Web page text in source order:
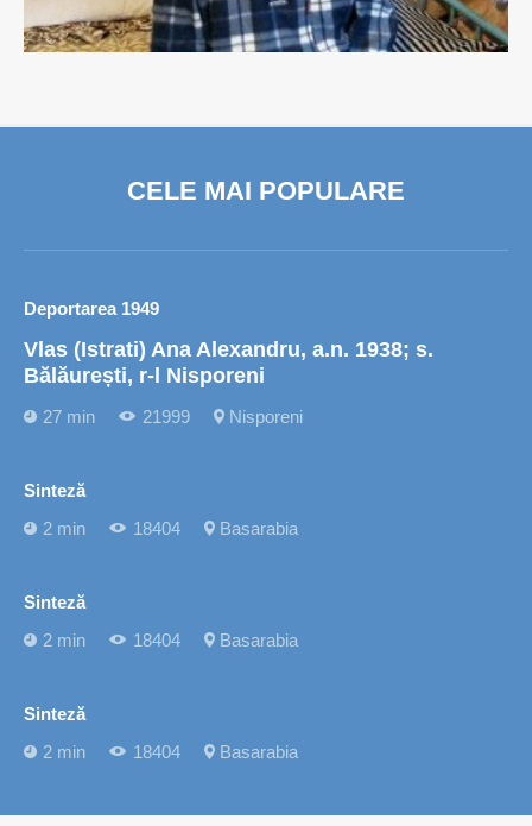
CELE MAI POPULARE
Deportarea 1949
Vlas (Istrati) Ana Alexandru, a.n. 1938; s.
Bălăurești, r-l Nisporeni
27 min 21999 Nisporeni
Sinteză
2 min
18404 Basarabia
Sinteză
2 min
18404 Basarabia
Sinteză
2 min
18404 Basarabia